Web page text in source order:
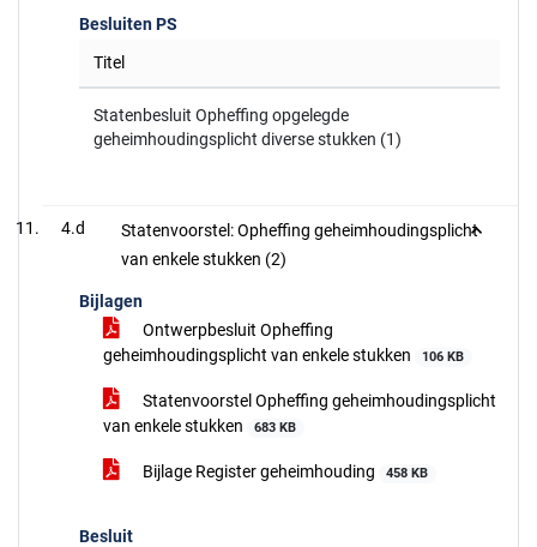
Besluiten PS
Titel
Statenbesluit Opheffing opgelegde
geheimhoudingsplicht diverse stukken (1)
4.d
Statenvoorstel: Opheffing geheimhoudingsplicht
van enkele stukken (2)
Bijlagen
Ontwerpbesluit Opheffing
geheimhoudingsplicht van enkele stukken
106 KB
Statenvoorstel Opheffing geheimhoudingsplicht
van enkele stukken
683 KB
Bijlage Register geheimhouding 458 KB
Besluit